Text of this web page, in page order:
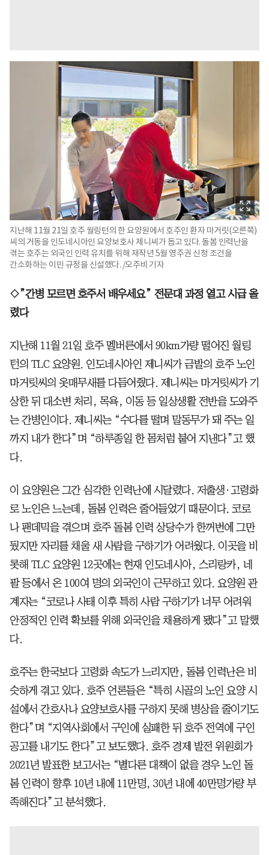
지난해 11월 21일 호주 월링턴의 한 요양원에서 호주인 환자 마거릿(오른쪽)
씨의 거동을 인도네시아인 요양보호사 제니씨가 돕고 있다. 돌봄 인력난을
겪는 호주는 외국인 인력 유치를 위해 재작년 5월 영주권 신청 조건을
간소화하는 이민 규정을 신설했다. /오주비 기자
◇”간병 모르면 호주서 배우세요” 전문대 과정 열고 시급 올
렸다
지난해 11월 21일 호주 멜버른에서 90km가량 떨어진 월링
턴의 TLC 요양원. 인도네시아인 제니씨가 금발의 호주 노인
마거릿씨의 옷매무새를 다듬어줬다. 제니씨는 마거릿씨가 기
상한 뒤 대소변 처리, 목욕, 이동 등 일상생활 전반을 도와주
는 간병인이다. 제니씨는 “수다를 떨며 말동무가 돼 주는 일
까지 내가 한다”며 “하루종일 한 몸처럼 붙어 지낸다”고 했
다.
이 요양원은 그간 심각한 인력난에 시달렸다. 저출생·고령화
로 노인은 느는데, 돌봄 인력은 줄어들었기 때문이다. 코로
나 팬데믹을 겪으며 호주 돌봄 인력 상당수가 한꺼번에 그만
뒀지만 자리를 채울 새 사람을 구하기가 어려웠다. 이곳을 비
롯해 TLC 요양원 12곳에는 현재 인도네시아, 스리랑카, 네
팔 등에서 온 100여 명의 외국인이 근무하고 있다. 요양원 관
계자는 “코로나 사태 이후 특히 사람 구하기가 너무 어려워
안정적인 인력 확보를 위해 외국인을 채용하게 됐다”고 말했
다.
호주는 한국보다 고령화 속도가 느리지만, 돌봄 인력난은 비
슷하게 겪고 있다. 호주 언론들은 “특히 시골의 노인 요양 시
설에서 간호사나 요양보호사를 구하지 못해 병상을 줄이기도
한다”며 “지역사회에서 구인에 실패한 뒤 호주 전역에 구인
공고를 내기도 한다”고 보도했다. 호주 경제 발전 위원회가
2021년 발표한 보고서는 “별다른 대책이 없을 경우 노인 돌
봄 인력이 향후 10년 내에 11만명, 30년 내에 40만명가량 부
족해진다”고 분석했다.